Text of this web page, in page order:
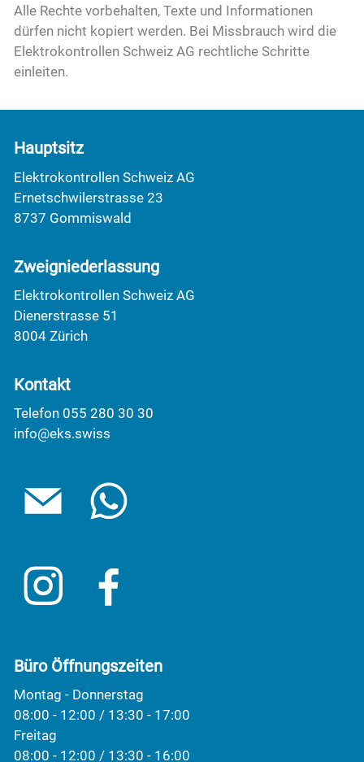
Alle Rechte vorbehalten, Texte und Informationen
dürfen nicht kopiert werden. Bei Missbrauch wird die
Elektrokontrollen Schweiz AG rechtliche Schritte
einleiten.
Hauptsitz
Elektrokontrollen Schweiz AG
Ernetschwilerstrasse 23
8737 Gommiswald
Zweigniederlassung
Elektrokontrollen Schweiz AG
Dienerstrasse 51
8004 Zürich
Kontakt
Telefon 055 280 30 30
info@eks.swiss
Büro Öffnungszeiten
Montag - Donnerstag
08:00 - 12:00 / 13:30 - 17:00
Freitag
08:00 - 12:00 / 13:30 - 16:00